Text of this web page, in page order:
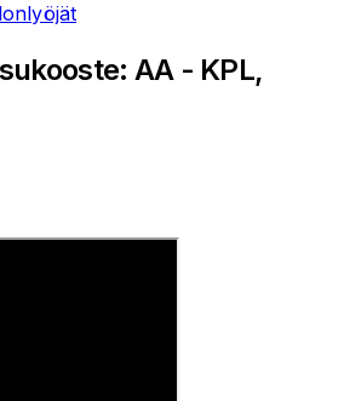
AA - KPL,